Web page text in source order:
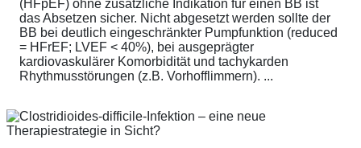
(HFpEF) ohne zusätzliche Indikation für einen BB ist
das Absetzen sicher. Nicht abgesetzt werden sollte der
BB bei deutlich eingeschränkter Pumpfunktion (reduced
= HFrEF; LVEF < 40%), bei ausgeprägter
kardiovaskulärer Komorbidität und tachykarden
Rhythmusstörungen (z.B. Vorhofflimmern). ...